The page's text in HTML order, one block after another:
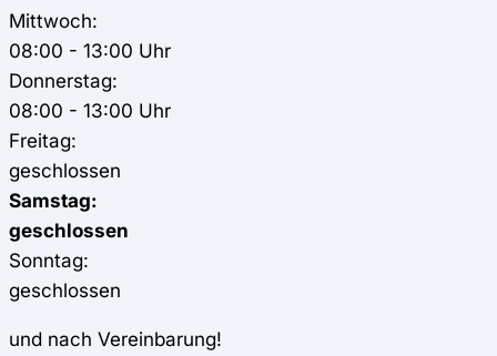
Mittwoch:
08:00 - 13:00 Uhr
Donnerstag:
08:00 - 13:00 Uhr
Freitag:
geschlossen
Samstag:
geschlossen
Sonntag:
geschlossen
und nach Vereinbarung!